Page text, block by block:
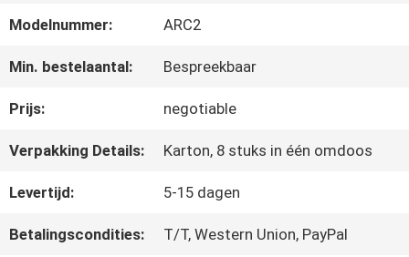
FABRIEKSREIS
KWALITEITSCONTROLE
CONTACTEER
Modelnummer: ARC2
Min. bestelaantal: Bespreekbaar
Prijs: negotiable
Verpakking Details: Karton, 8 stuks in één omdoos
Levertijd: 5-15 dagen
Betalingscondities: T/T, Western Union, PayPal